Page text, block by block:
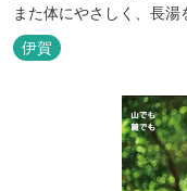
また体にやさしく、長湯をしても
ートキャンプ場、デイキ
限定）、こんにゃくやパ
ンプやディキャンプ...
伊賀